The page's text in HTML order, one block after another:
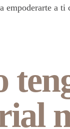
empoderarte a